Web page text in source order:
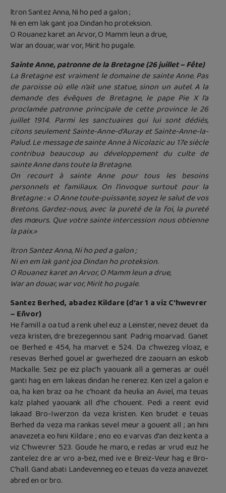
ltron Santez Anna, Ni ho ped a galon ;
Ni en em lak gant joa Dindan ho proteksion.
O Rouanez karet an Arvor, O Mamm leun a drue,
War an douar, war vor, Mirit ho pugale.
Sainte Anne, patronne de la Bretagne (26 juillet – Fête)
La Bretagne est vraiment le domaine de sainte Anne. Pas
de paroisse où elle n’ait une statue, sinon un autel. A la
demande des évêques de Bretagne, le pape Pie X l’a
proclamée patronne principale de cette province le 26
juillet 1914. Parmi les sanctuaires qui lui sont dédiés,
citons seulement Sainte-Anne-d’Auray et Sainte-Anne-la-
Palud. Le message de sainte Anne à Nicolazic au 17e siècle
contribua beaucoup au développement du culte de
sainte Anne dans toute la Bretagne.
On recourt à sainte Anne pour tous les besoins
personnels et familiaux. On l’invoque surtout pour la
Bretagne : « O Anne toute-puissante, soyez le salut de vos
Bretons. Gardez-nous, avec la pureté de la foi, la pureté
des mœurs. Que votre sainte intercession nous obtienne
la paix.»
ltron Santez Anna, Ni ho ped a galon ;
Ni en em lak gant joa Dindan ho proteksion.
O Rouanez karet an Arvor, O Mamm leun a drue,
War an douar, war vor, Mirit ho pugale.
Santez Berhed, abadez Kildare (d’ar 1 a viz C’hwevrer
– Eñvor)
He famill a oa tud a renk uhel euz a Leinster, nevez deuet da
veza kristen, dre brezegennou sant Padrig moarvad. Ganet
oe Berhed e 454, ha marvet e 524. Da c’hwezeg vloaz, e
resevas Berhed gouel ar gwerhezed dre zaouarn an eskob
Mackalle. Seiz pe eiz plac’h yaouank all a gemeras ar ouél
ganti hag en em lakeas dindan he renerez. Ken izel a galon e
oa, ha ken braz oa he c’hoant da heulia an Aviel, ma teuas
kalz plahed yaouank all d’he c’houent. Pedi a reent evid
lakaad Bro-Iwerzon da veza kristen. Ken brudet e teuas
Berhed da veza ma rankas sevel meur a gouent all ; an hini
anavezeta eo hini Kildare ; eno eo e varvas d’an deiz kenta a
viz C’hwevrer 523. Goude he maro, e redas ar vrud euz he
zantelez dre ar vro a-bez, med ive e Breiz-Veur hag e Bro-
C’hall. Gand abati Landevenneg eo e teuas da veza anavezet
abred en or bro.